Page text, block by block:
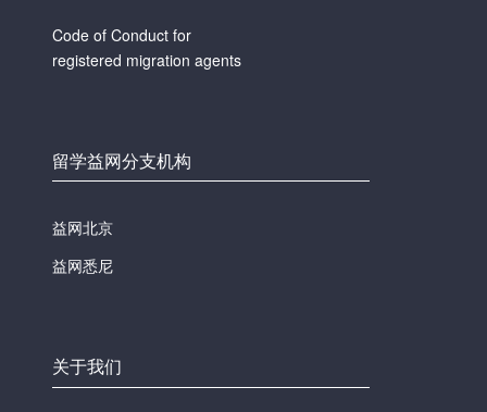
Code of Conduct for
registered migration agents
留学益网分支机构
益网北京
益网悉尼
关于我们